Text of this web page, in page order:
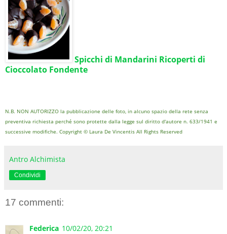
Spicchi di Mandarini Ricoperti di
Cioccolato Fondente
N.B. NON AUTORIZZO la pubblicazione delle foto, in alcuno spazio della rete senza
preventiva richiesta perché sono protette dalla legge sul diritto d'autore n. 633/1941 e
successive modifiche. Copyright © Laura De Vincentis All Rights Reserved
Antro Alchimista
Condividi
17 commenti:
Federica 10/02/20, 20:21